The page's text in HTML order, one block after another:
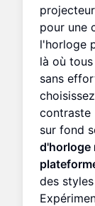
pour une
l'horloge
là où
sans
contraste
sur fond
d'horloge
des